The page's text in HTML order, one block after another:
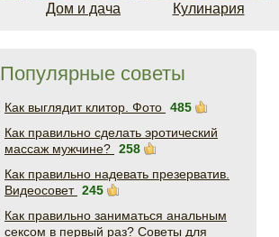
Дом и дача Кулинария
Популярные советы
Как выглядит клитор. Фото 485
Как правильно сделать эротический
массаж мужчине? 258
Как правильно надевать презерватив.
Видеосовет 245
Как правильно заниматься анальным
сексом в первый раз? Советы для